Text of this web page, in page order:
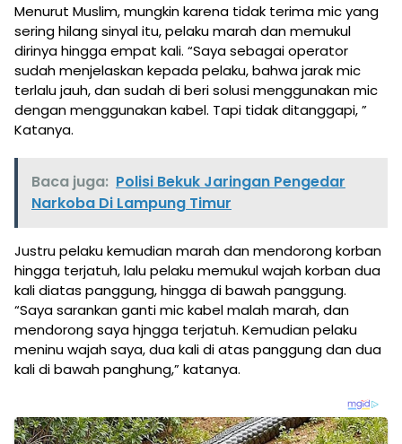
Menurut Muslim, mungkin karena tidak terima mic yang
sering hilang sinyal itu, pelaku marah dan memukul
dirinya hingga empat kali. “Saya sebagai operator
sudah menjelaskan kepada pelaku, bahwa jarak mic
terlalu jauh, dan sudah di beri solusi menggunakan mic
dengan menggunakan kabel. Tapi tidak ditanggapi, ”
Katanya.
Baca juga: Polisi Bekuk Jaringan Pengedar
Narkoba Di Lampung Timur
Justru pelaku kemudian marah dan mendorong korban
hingga terjatuh, lalu pelaku memukul wajah korban dua
kali diatas panggung, hingga di bawah panggung.
“Saya sarankan ganti mic kabel malah marah, dan
mendorong saya hjngga terjatuh. Kemudian pelaku
meninu wajah saya, dua kali di atas panggung dan dua
kali di bawah panghung,” katanya.